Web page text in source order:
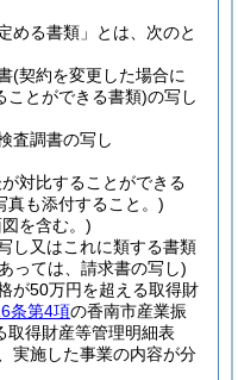
める書類」とは、次のと
(契約を変更した場合に
ことができる書類)の写し
査調書の写し
対比することができる
真も添付すること。)
を含む。)
し又はこれに類する書類
っては、請求書の写し)
が50万円を超える取得財
条第4項の香南市産業振
取得財産等管理明細表
実施した事業の内容が分